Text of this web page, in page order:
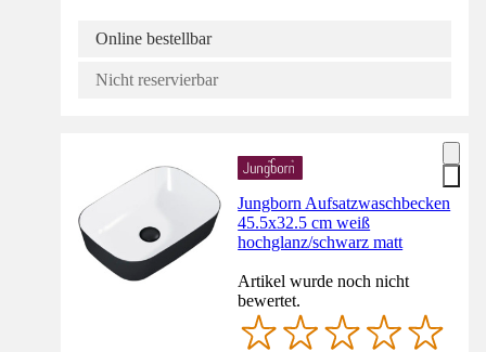
Online bestellbar
Nicht reservierbar
Jungborn Aufsatzwaschbecken
45.5x32.5 cm weiß
hochglanz/schwarz matt
Artikel wurde noch nicht
bewertet.